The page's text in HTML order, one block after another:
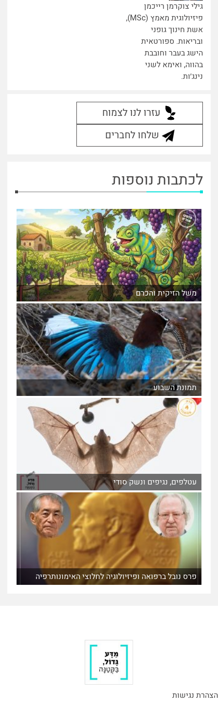
גילי צוקרמן רייכמן
פיזיולוגית מאמץ (MSc),
אשת חינוך גופני
ובריאות. ספורטאית
הישג בעבר וחובבת
בהווה, ואימא לשני
נינג׳ות.
עזרו לנו לצמוח
שלחו לחברים
לכתבות נוספות
משל הזיקית והכרם
תמונת השבוע
עטלפים, נגיפים ונשק סודי
פרס נובל ברפואה ופיזיולוגיה לחלוצי האימונותרפיה
הצהרת נגישות